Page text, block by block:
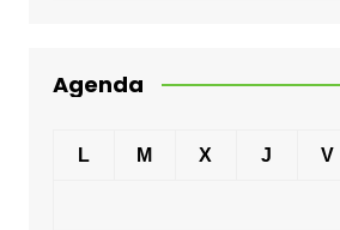
Agenda
L M X J V